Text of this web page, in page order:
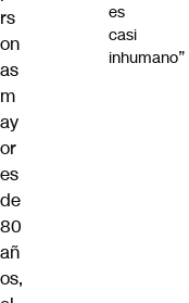
rs
on
as
m
ay
or
es
de
80
añ
os,
es
casi
inhumano”